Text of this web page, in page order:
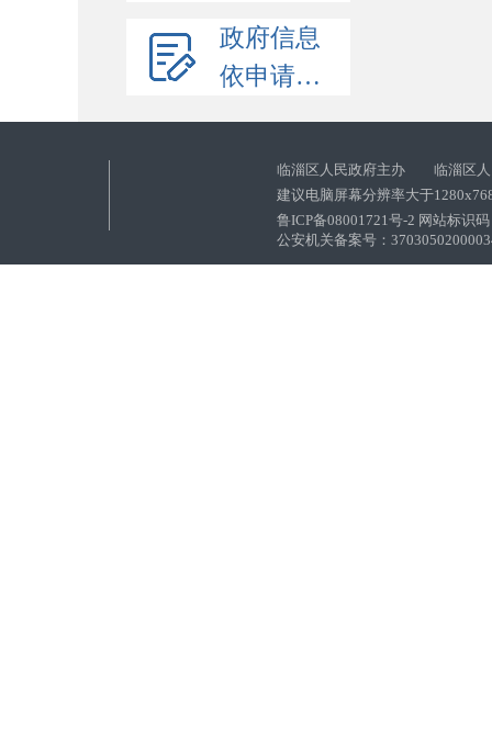
政府信息
依申请公开
临淄区人民政府主办 临淄区人
建议电脑屏幕分辨率大于
鲁ICP备08001721号-2 网站标识
公安机关备案号：